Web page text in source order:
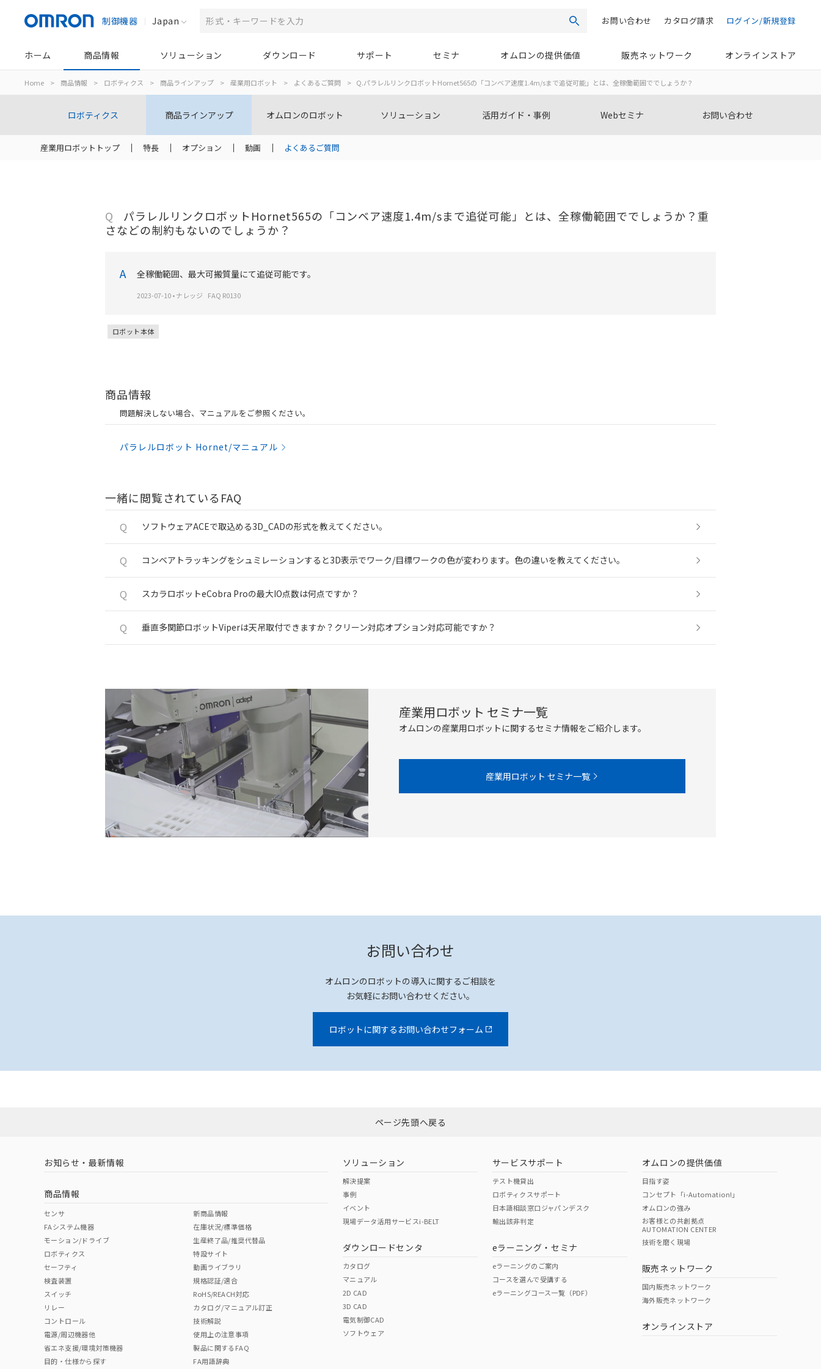
制御機器 Japan 検索 ログイン/新規登録
カタログ請求
お問い合わせ
ホーム 商品情報 ソリューション ダウンロード サポート セミナ オムロンの提供価値 販売ネットワーク オンラインストア
Home > 商品情報 > ロボティクス > 商品ラインアップ > 産業用ロボット > よくあるご質問 > Q.パラレルリンクロボットHornet565の「コンベア速度1.4m/sまで追従可能」とは、全稼働範囲ででしょうか？
ロボティクス 商品ラインアップ オムロンのロボット ソリューション 活用ガイド・事例 Webセミナ お問い合わせ
産業用ロボットトップ 特長 オプション 動画 よくあるご質問
Q
パラレルリンクロボットHornet565の「コンベア速度1.4m/sまで追従可能」とは、全稼働範囲ででしょうか？重
さなどの制約もないのでしょうか？
A 全稼働範囲、最大可搬質量にて追従可能です。
2023-07-10•ナレッジ FAQ R0130
ロボット本体
商品情報
問題解決しない場合、マニュアルをご参照ください。
パラレルロボット Hornet/マニュアル
一緒に閲覧されているFAQ
Q ソフトウェアACEで取込める3D_CADの形式を教えてください。
Q コンベアトラッキングをシュミレーションすると3D表示でワーク/目標ワークの色が変わります。色の違いを教えてください。
Q スカラロボットeCobra Proの最大IO点数は何点ですか？
Q 垂直多関節ロボットViperは天吊取付できますか？クリーン対応オプション対応可能ですか？
産業用ロボット セミナ一覧
オムロンの産業用ロボットに関するセミナ情報をご紹介します。
産業用ロボット セミナ一覧
お問い合わせ
オムロンのロボットの導入に関するご相談を
お気軽にお問い合わせください。
ロボットに関するお問い合わせフォーム
ページ先頭へ戻る
お知らせ・最新情報
商品情報
センサ
FAシステム機器
モーション/ドライブ
ロボティクス
セーフティ
検査装置
スイッチ
リレー
コントロール
電源/周辺機器他
省エネ支援/環境対策機器
目的・仕様から探す
新商品情報
在庫状況/標準価格
生産終了品/推奨代替品
特設サイト
動画ライブラリ
規格認証/適合
RoHS/REACH対応
カタログ/マニュアル訂正
技術解説
使用上の注意事項
製品に関するFAQ
FA用語辞典
ソリューション
解決提案
事例
イベント
現場データ活用サービスi-BELT
ダウンロードセンタ
カタログ
マニュアル
2D CAD
3D CAD
電気制御CAD
ソフトウェア
サービスサポート
テスト機貸出
ロボティクスサポート
日本語相談窓口ジャパンデスク
輸出該非判定
eラーニング・セミナ
eラーニングのご案内
コースを選んで受講する
eラーニングコース一覧（PDF）
オムロンの提供価値
目指す姿
コンセプト「i-Automation!」
オムロンの強み
お客様との共創拠点
AUTOMATION CENTER
技術を磨く現場
販売ネットワーク
国内販売ネットワーク
海外販売ネットワーク
オンラインストア